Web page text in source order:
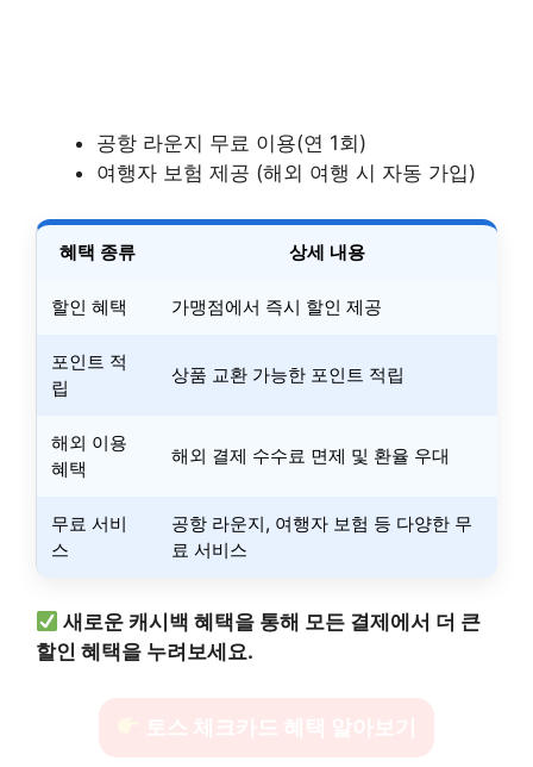
공항 라운지 무료 이용(연 1회)
여행자 보험 제공 (해외 여행 시 자동 가입)
혜택 종류 상세 내용
할인 혜택 가맹점에서 즉시 할인 제공
포인트 적
립
상품 교환 가능한 포인트 적립
해외 이용
혜택
해외 결제 수수료 면제 및 환율 우대
무료 서비
스
공항 라운지, 여행자 보험 등 다양한 무
료 서비스
새로운 캐시백 혜택을 통해 모든 결제에서 더 큰
할인 혜택을 누려보세요.